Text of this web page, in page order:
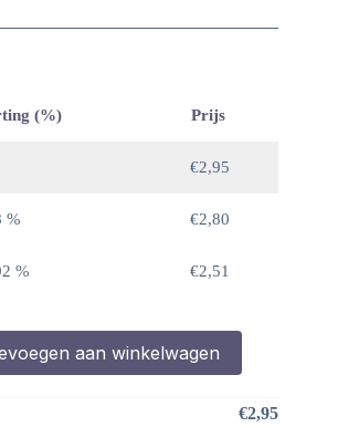
(%) Prijs
€2,95
% €2,80
% €2,51
aan winkelwagen
€2,95